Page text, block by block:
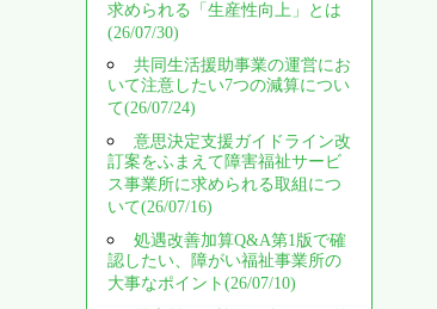
求められる「生産性向上」とは
(26/07/30)
共同生活援助事業の運営にお
いて注意したい7つの減算につい
て(26/07/24)
意思決定支援ガイドライン改
訂案をふまえて障害福祉サービ
ス事業所に求められる取組につ
いて(26/07/16)
処遇改善加算Q&A第1版で確
認したい、障がい福祉事業所の
大事なポイント(26/07/10)